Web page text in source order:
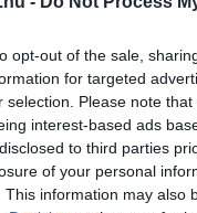
opt-out of the sale,
for targeted
selection. Please note
interest-based ads
to third parties
of your personal
This information may also